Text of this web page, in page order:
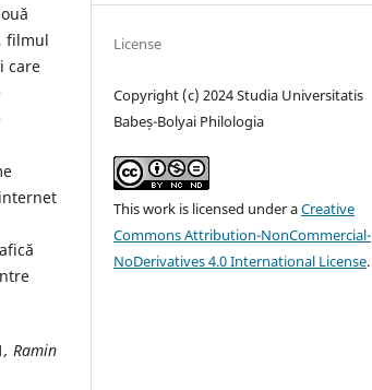
filmul
care
, Ramin
License
Copyright (c) 2024 Studia Universitatis
Babeș-Bolyai Philologia
This work is licensed under aCreative
Commons Attribution-NonCommercial-
NoDerivatives 4.0 International License.